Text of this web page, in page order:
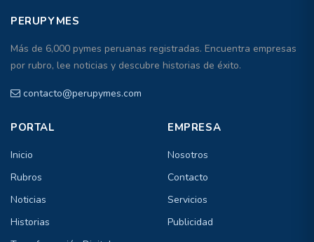
PERUPYMES
Más de 6,000 pymes peruanas registradas. Encuentra empresas
por rubro, lee noticias y descubre historias de éxito.
contacto@perupymes.com
PORTAL
Inicio
Rubros
Noticias
Historias
EMPRESA
Nosotros
Contacto
Servicios
Publicidad